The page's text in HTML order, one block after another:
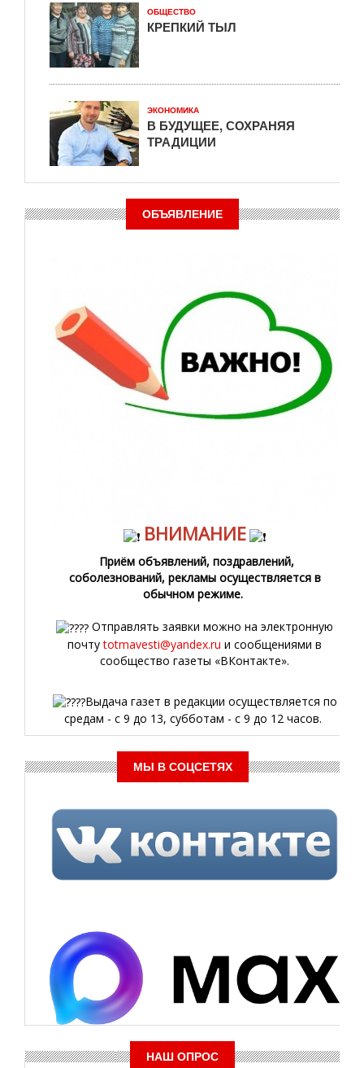
ОБЩЕСТВО
КРЕПКИЙ ТЫЛ
ЭКОНОМИКА
В БУДУЩЕЕ, СОХРАНЯЯ
ТРАДИЦИИ
ОБЪЯВЛЕНИЕ
ВНИМАНИЕ
Приём объявлений, поздравлений,
соболезнований, рекламы осуществляется в
обычном режиме.
Отправлять заявки можно на электронную
почтуtotmavesti@yandex.ru и сообщениями в
сообщество газеты «ВКонтакте».
Выдача газет в редакции осуществляется по
средам - с 9 до 13, субботам - с 9 до 12 часов.
МЫ В СОЦСЕТЯХ
НАШ ОПРОС